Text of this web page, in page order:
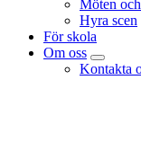
Möten
Hyra scen
För skola
Om oss
Kontakta